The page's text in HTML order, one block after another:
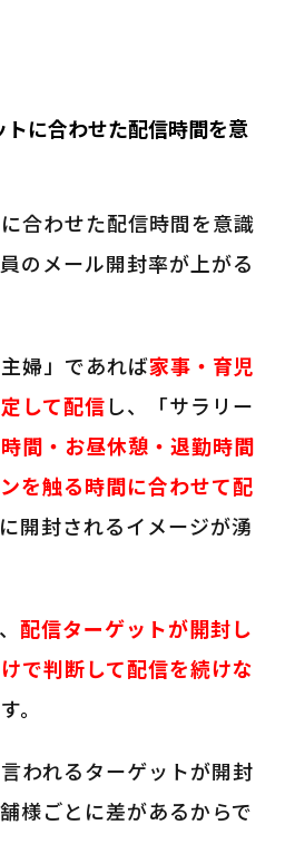
トに合わせた配信時間を意
合わせた配信時間を意識
のメール開封率が上がる
婦」であれば家事・育児
して配信し、「サラリー
間・お昼休憩・退勤時間
を触る時間に合わせて配
開封されるイメージが湧
配信ターゲットが開封し
で判断して配信を続けな
。
われるターゲットが開封
様ごとに差があるからで